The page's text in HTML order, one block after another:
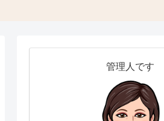
管理人です